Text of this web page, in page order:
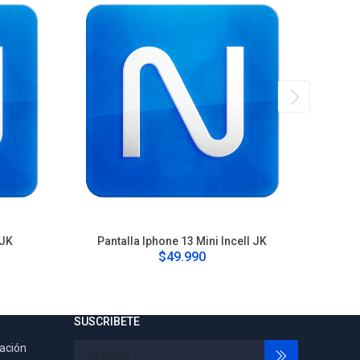
Pantalla Iphone 13 Mini Incell JK
$49.990
SUSCRIBETE